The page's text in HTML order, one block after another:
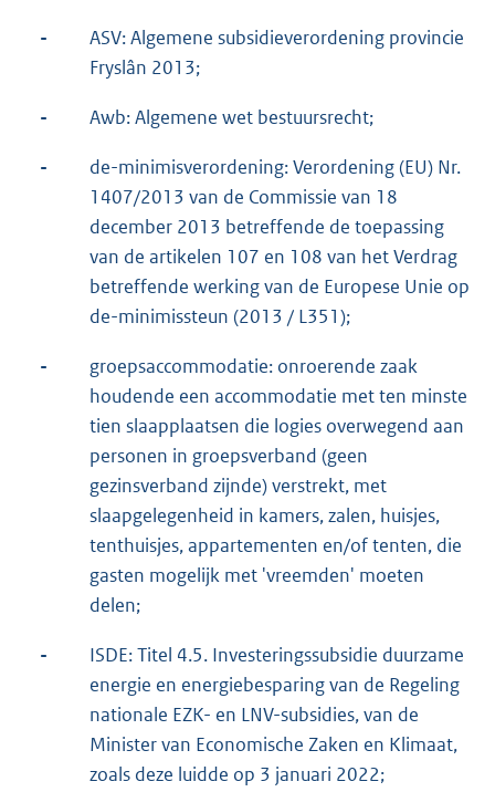
-
ASV: Algemene subsidieverordening provincie
Fryslân 2013;
- Awb: Algemene wet bestuursrecht;
-
de-minimisverordening: Verordening (EU) Nr.
1407/2013 van de Commissie van 18
december 2013 betreffende de toepassing
van de artikelen 107 en 108 van het Verdrag
betreffende werking van de Europese Unie op
de-minimissteun (2013 / L351);
-
groepsaccommodatie: onroerende zaak
houdende een accommodatie met ten minste
tien slaapplaatsen die logies overwegend aan
personen in groepsverband (geen
gezinsverband zijnde) verstrekt, met
slaapgelegenheid in kamers, zalen, huisjes,
tenthuisjes, appartementen en/of tenten, die
gasten mogelijk met 'vreemden' moeten
delen;
-
ISDE: Titel 4.5. Investeringssubsidie duurzame
energie en energiebesparing van de Regeling
nationale EZK- en LNV-subsidies, van de
Minister van Economische Zaken en Klimaat,
zoals deze luidde op 3 januari 2022;